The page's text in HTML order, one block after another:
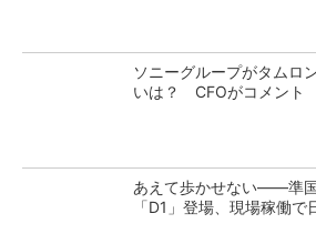
ソニーグループがタムロ
いは？ CFOがコメント
あえて歩かせない――準
「D1」登場、現場稼働